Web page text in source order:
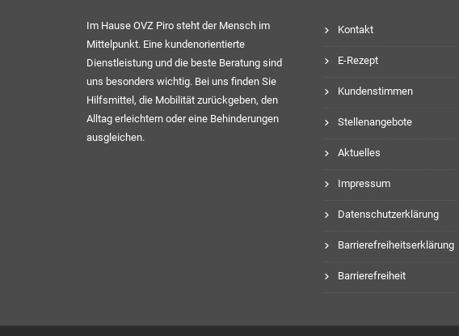
Im Hause OVZ Piro steht der Mensch im
Mittelpunkt. Eine kundenorientierte
Dienstleistung und die beste Beratung sind
uns besonders wichtig. Bei uns finden Sie
Hilfsmittel, die Mobilität zurückgeben, den
Alltag erleichtern oder eine Behinderungen
ausgleichen.
Kontakt
E-Rezept
Kundenstimmen
Stellenangebote
Aktuelles
Impressum
Datenschutzerklärung
Barrierefreiheitserklärung
Barrierefreiheit